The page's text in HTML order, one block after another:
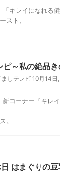
キレイになれる
スト。
ピ～私の絶品
ましテレビ 10月14日 ,
コーナー「キレ
。
はまぐりの